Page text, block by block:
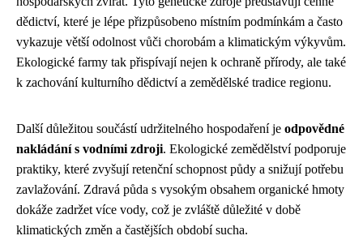
dědictví, které je lépe přizpůsobeno místním podmínkám a často
vykazuje větší odolnost vůči chorobám a klimatickým výkyvům.
Ekologické farmy tak přispívají nejen k ochraně přírody, ale také
k zachování kulturního dědictví a zemědělské tradice regionu.
Další důležitou součástí udržitelného hospodaření je odpovědné
nakládání s vodními zdroji. Ekologické zemědělství podporuje
praktiky, které zvyšují retenční schopnost půdy a snižují potřebu
zavlažování. Zdravá půda s vysokým obsahem organické hmoty
dokáže zadržet více vody, což je zvláště důležité v době
klimatických změn a častějších období sucha.